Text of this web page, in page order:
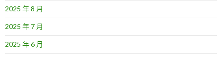
2025 年 8 月
2025 年 7 月
2025 年 6 月